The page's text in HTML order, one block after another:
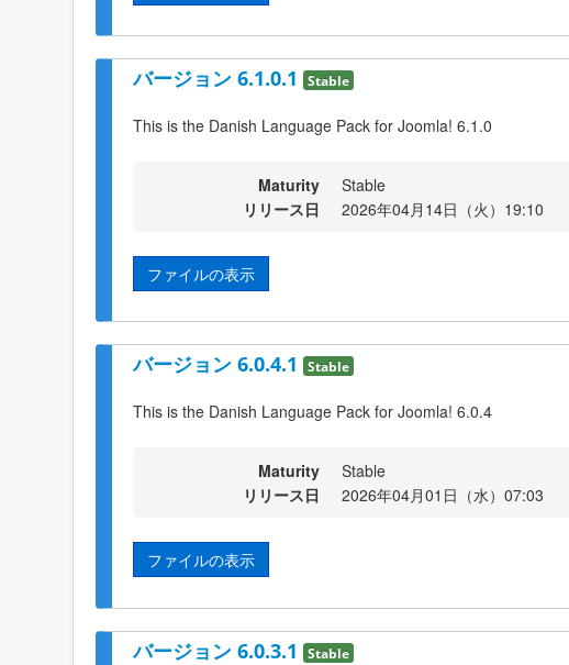
バージョン 6.1.0.1 Stable
This is the Danish Language Pack for Joomla! 6.1.0
Maturity
Stable
リリース日
2026年04月14日（火）19:10
ファイルの表示
バージョン 6.0.4.1 Stable
This is the Danish Language Pack for Joomla! 6.0.4
Maturity
Stable
リリース日
2026年04月01日（水）07:03
ファイルの表示
バージョン 6.0.3.1 Stable